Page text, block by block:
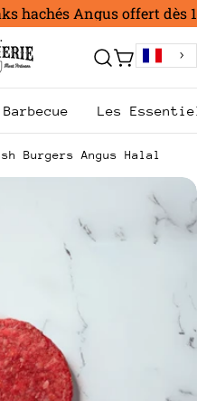
hachés Angus offert dès
Chariot
Les
Burgers Angus Halal